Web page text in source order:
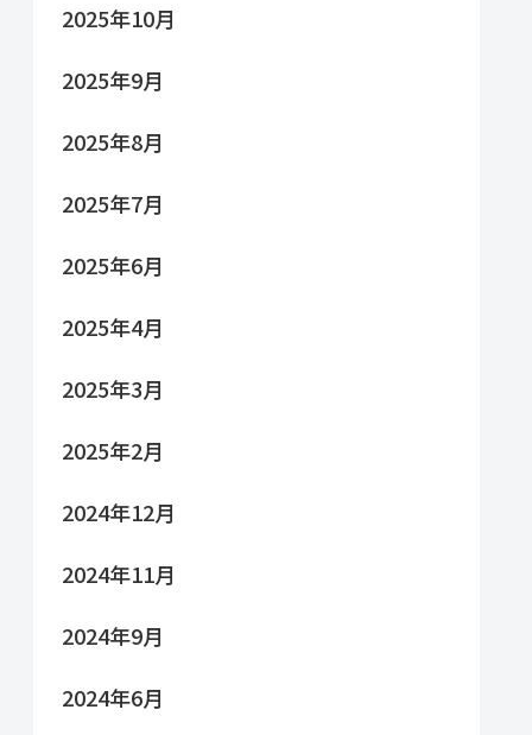
2025年10月
2025年9月
2025年8月
2025年7月
2025年6月
2025年4月
2025年3月
2025年2月
2024年12月
2024年11月
2024年9月
2024年6月